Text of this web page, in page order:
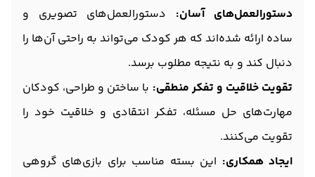
دستورالعمل‌های آسان: دستورالعمل‌های تصویری و
ساده ارائه شده‌اند که هر کودک می‌تواند به راحتی آن‌ها را
دنبال کند و به نتیجه مطلوب برسد.
تقویت خلاقیت و تفکر منطقی: با ساختن و طراحی، کودکان
مهارت‌های حل مسئله، تفکر انتقادی و خلاقیت خود را
تقویت می‌کنند.
ایجاد همکاری: این بسته مناسب برای بازی‌های گروهی